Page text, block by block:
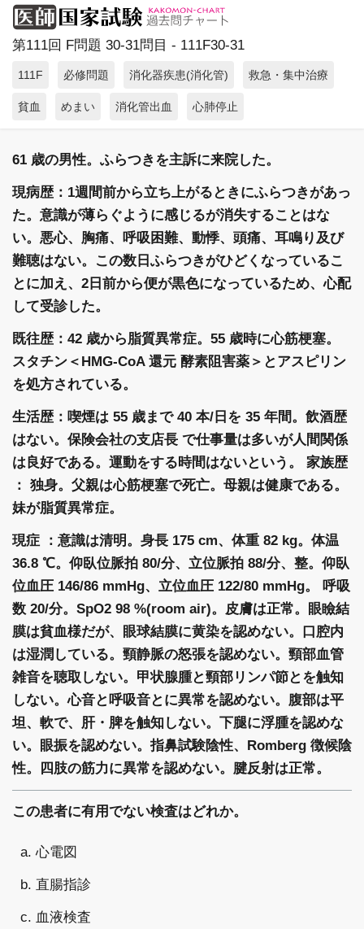
第111回 F問題 30-31問目 - 111F30-31
111F 必修問題 消化器疾患(消化管) 救急・集中治療
貧血 めまい 消化管出血 心肺停止
61 歳の男性。ふらつきを主訴に来院した。
現病歴：1週間前から立ち上がるときにふらつきがあっ
た。意識が薄らぐように感じるが消失することはな
い。悪心、胸痛、呼吸困難、動悸、頭痛、耳鳴り及び
難聴はない。この数日ふらつきがひどくなっているこ
とに加え、2日前から便が黒色になっているため、心配
して受診した。
既往歴：42 歳から脂質異常症。55 歳時に心筋梗塞。
スタチン＜HMG-CoA 還元 酵素阻害薬＞とアスピリン
を処方されている。
生活歴：喫煙は 55 歳まで 40 本/日を 35 年間。飲酒歴
はない。保険会社の支店長 で仕事量は多いが人間関係
は良好である。運動をする時間はないという。 家族歴
： 独身。父親は心筋梗塞で死亡。母親は健康である。
妹が脂質異常症。
現症 ：意識は清明。身長 175 cm、体重 82 kg。体温
36.8 ℃。仰臥位脈拍 80/分、立位脈拍 88/分、整。仰臥
位血圧 146/86 mmHg、立位血圧 122/80 mmHg。 呼吸
数 20/分。SpO2 98 %(room air)。皮膚は正常。眼瞼結
膜は貧血様だが、眼球結膜に黄染を認めない。口腔内
は湿潤している。頸静脈の怒張を認めない。頸部血管
雑音を聴取しない。甲状腺腫と頸部リンパ節とを触知
しない。心音と呼吸音とに異常を認めない。腹部は平
坦、軟で、肝・脾を触知しない。下腿に浮腫を認めな
い。眼振を認めない。指鼻試験陰性、Romberg 徴候陰
性。四肢の筋力に異常を認めない。腱反射は正常。
この患者に有用でない検査はどれか。
a. 心電図
b. 直腸指診
c. 血液検査